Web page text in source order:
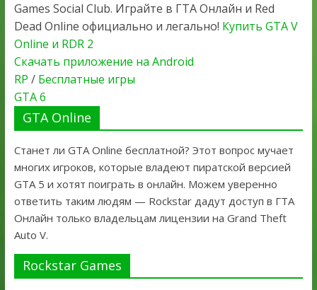
Games Social Club. Играйте в ГТА Онлайн и Red
Dead Online официально и легально! Купить GTA V
Online и RDR 2
Скачать приложение на Android
RP / Бесплатные игры
GTA 6
GTA Online
Станет ли GTA Online бесплатной? Этот вопрос мучает
многих игроков, которые владеют пиратской версией
GTA 5 и хотят поиграть в онлайн. Можем уверенно
ответить таким людям — Rockstar дадут доступ в ГТА
Онлайн только владельцам лицензии на Grand Theft
Auto V.
Rockstar Games